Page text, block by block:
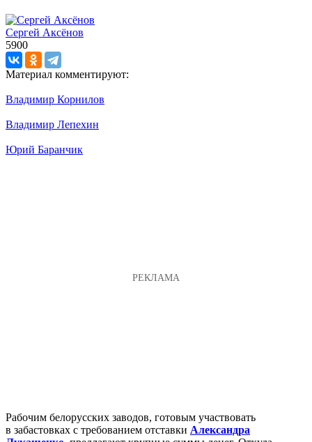
Сергей Аксёнов
5900
Материал комментируют:
Владимир Корнилов
Владимир Лепехин
Юрий Баранчик
Рабочим белорусских заводов, готовым участвовать
в забастовках с требованием отставки Александра